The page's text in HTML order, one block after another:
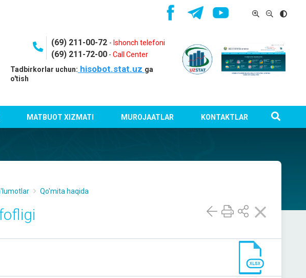
(69) 211-00-72 - Ishonch telefoni
(69) 211-72-00- Call Center
Tadbirkorlar uchun: hisobot.stat.uz ga
o'tish
MATBUOT XIZMATI MUROJAATLAR KONTAKTLAR
Qo'mita haqida